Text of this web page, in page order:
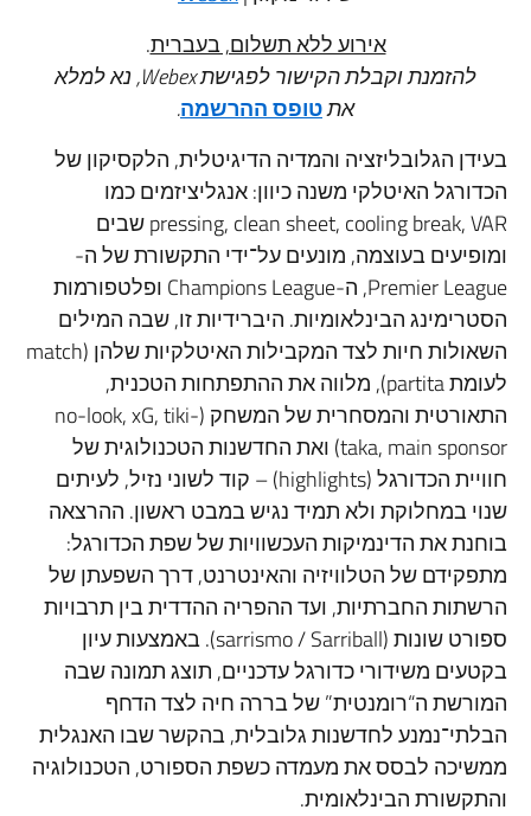
אירוע ללא תשלום, בעברית.
להזמנת וקבלת הקישור לפגישת Webex, נא למלא
אתטופס ההרשמה.
בעידן הגלובליזציה והמדיה הדיגיטלית, הלקסיקון של
הכדורגל האיטלקי משנה כיוון: אנגליציזמים כמו
pressing, clean sheet, cooling break, VAR שבים
ומופיעים בעוצמה, מונעים על־ידי התקשורת של ה-
Premier League, ה-Champions League ופלטפורמות
הסטרימינג הבינלאומיות. היברידיות זו, שבה המילים
השאולות חיות לצד המקבילות האיטלקיות שלהן (match
לעומת partita), מלווה את ההתפתחות הטכנית,
התאורטית והמסחרית של המשחק (no-look, xG, tiki-
taka, main sponsor) ואת החדשנות הטכנולוגית של
חוויית הכדורגל (highlights) – קוד לשוני נזיל, לעיתים
שנוי במחלוקת ולא תמיד נגיש במבט ראשון. ההרצאה
בוחנת את הדינמיקות העכשוויות של שפת הכדורגל:
מתפקידם של הטלוויזיה והאינטרנט, דרך השפעתן של
הרשתות החברתיות, ועד ההפריה ההדדית בין תרבויות
ספורט שונות (sarrismo / Sarriball). באמצעות עיון
בקטעים משידורי כדורגל עדכניים, תוצג תמונה שבה
המורשת ה“רומנטית” של בררה חיה לצד הדחף
הבלתי־נמנע לחדשנות גלובלית, בהקשר שבו האנגלית
ממשיכה לבסס את מעמדה כשפת הספורט, הטכנולוגיה
והתקשורת הבינלאומית.